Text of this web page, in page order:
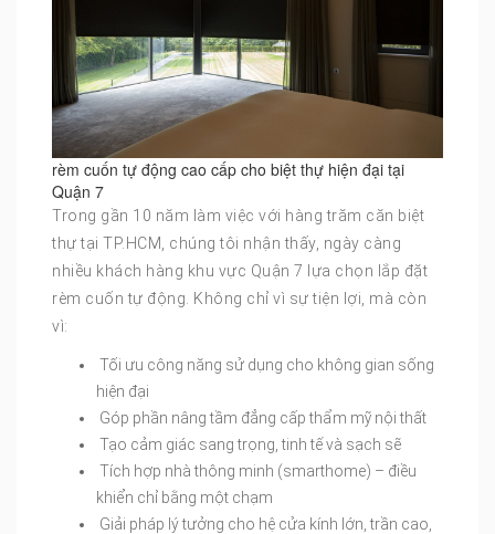
rèm cuốn tự động cao cấp cho biệt thự hiện đại tại
Quận 7
Trong gần 10 năm làm việc với hàng trăm căn biệt
thự tại TP.HCM, chúng tôi nhận thấy, ngày càng
nhiều khách hàng khu vực Quận 7 lựa chọn lắp đặt
rèm cuốn tự động. Không chỉ vì sự tiện lợi, mà còn
vì:
Tối ưu công năng sử dụng cho không gian sống
hiện đại
Góp phần nâng tầm đẳng cấp thẩm mỹ nội thất
Tạo cảm giác sang trọng, tinh tế và sạch sẽ
Tích hợp nhà thông minh (smarthome) – điều
khiển chỉ bằng một chạm
Giải pháp lý tưởng cho hệ cửa kính lớn, trần cao,